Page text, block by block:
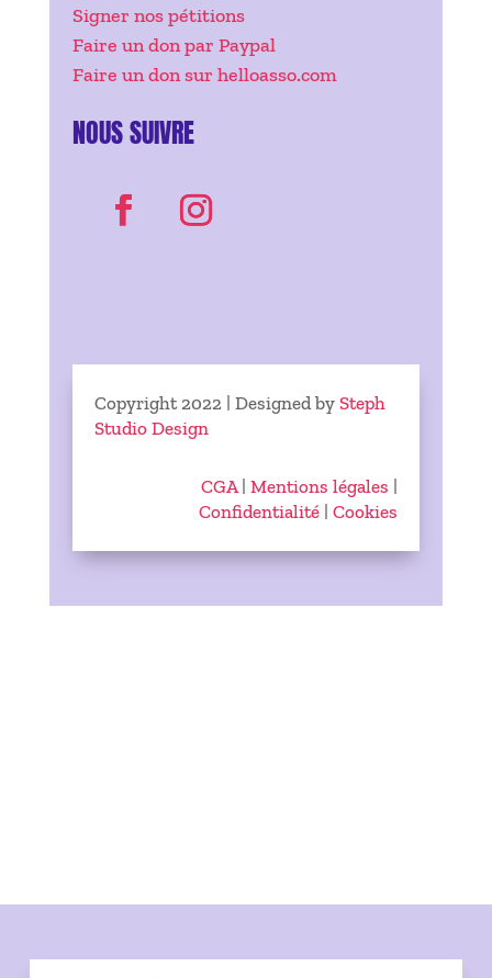
Signer nos pétitions
Faire un don par Paypal
Faire un don sur helloasso.com
NOUS SUIVRE
Copyright 2022 | Designed bySteph
Studio Design
CGA| Mentions légales
Confidentialité| Cookies